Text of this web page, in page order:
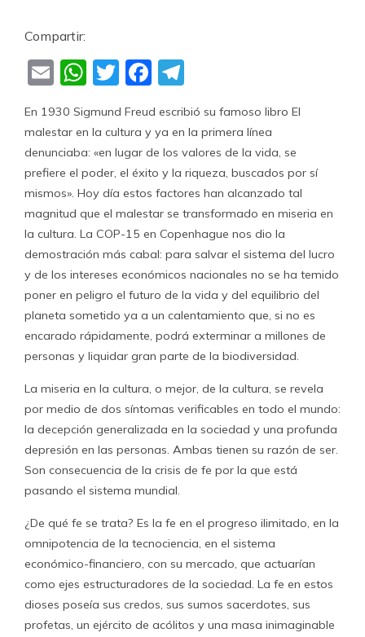
Compartir:
EmailWhatsApp
TwitterFacebook
En 1930 Sigmund Freud escribió su famoso libro El
malestar en la cultura y ya en la primera línea
denunciaba: «en lugar de los valores de la vida, se
prefiere el poder, el éxito y la riqueza, buscados por sí
mismos». Hoy día estos factores han alcanzado tal
magnitud que el malestar se transformado en miseria en
la cultura. La COP-15 en Copenhague nos dio la
demostración más cabal: para salvar el sistema del lucro
y de los intereses económicos nacionales no se ha temido
poner en peligro el futuro de la vida y del equilibrio del
planeta sometido ya a un calentamiento que, si no es
encarado rápidamente, podrá exterminar a millones de
personas y liquidar gran parte de la biodiversidad.
La miseria en la cultura, o mejor, de la cultura, se revela
por medio de dos síntomas verificables en todo el mundo:
la decepción generalizada en la sociedad y una profunda
depresión en las personas. Ambas tienen su razón de ser.
Son consecuencia de la crisis de fe por la que está
pasando el sistema mundial.
¿De qué fe se trata? Es la fe en el progreso ilimitado, en la
omnipotencia de la tecnociencia, en el sistema
económico-financiero, con su mercado, que actuarían
como ejes estructuradores de la sociedad. La fe en estos
dioses poseía sus credos, sus sumos sacerdotes, sus
profetas, un ejército de acólitos y una masa inimaginable